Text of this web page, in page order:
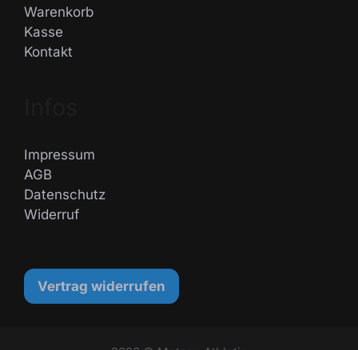
Warenkorb
Kasse
Kontakt
Impressum
AGB
Datenschutz
Widerruf
Vertrag widerrufen